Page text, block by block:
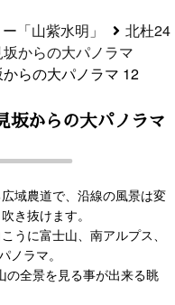
「山紫水明」
北杜24
からの大パノラマ
らの大パノラマ 12
坂からの大パノラマ
域農道で、沿線の風景は変
き抜けます。
うに富士山、南アルプス、
ラマ。
の全景を見る事が出来る眺